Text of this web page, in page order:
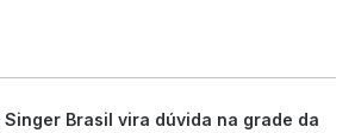
Singer Brasil vira dúvida na grade da